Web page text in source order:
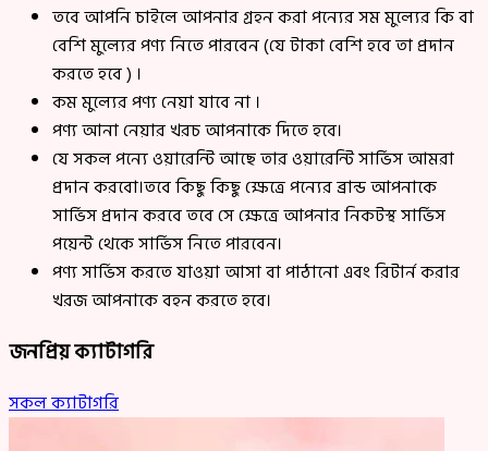
তবে আপনি চাইলে আপনার গ্রহন করা পন্যের সম মুল্যের কি বা
বেশি মুল্যের পণ্য নিতে পারবেন (যে টাকা বেশি হবে তা প্রদান
করতে হবে ) ।
কম মুল্যের পণ্য নেয়া যাবে না ।
পণ্য আনা নেয়ার খরচ আপনাকে দিতে হবে।
যে সকল পন্যে ওয়ারেন্টি আছে তার ওয়ারেন্টি সার্ভিস আমরা
প্রদান করবো।তবে কিছু কিছু ক্ষেত্রে পন্যের ব্রান্ড আপনাকে
সার্ভিস প্রদান করবে তবে সে ক্ষেত্রে আপনার নিকটস্থ সার্ভিস
পয়েন্ট থেকে সার্ভিস নিতে পারবেন।
পণ্য সার্ভিস করতে যাওয়া আসা বা পাঠানো এবং রিটার্ন করার
খরজ আপনাকে বহন করতে হবে।
জনপ্রিয় ক্যাটাগরি
সকল ক্যাটাগরি